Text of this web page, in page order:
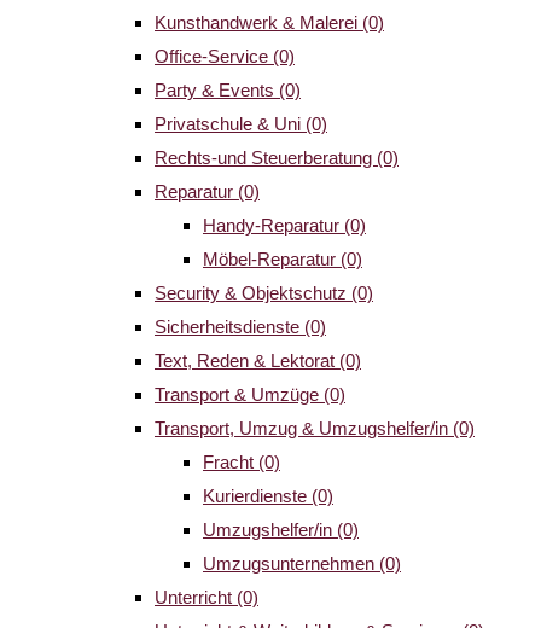
Kunsthandwerk & Malerei (0)
Office-Service (0)
Party & Events (0)
Privatschule & Uni (0)
Rechts-und Steuerberatung (0)
Reparatur (0)
Handy-Reparatur (0)
Möbel-Reparatur (0)
Security & Objektschutz (0)
Sicherheitsdienste (0)
Text, Reden & Lektorat (0)
Transport & Umzüge (0)
Transport, Umzug & Umzugshelfer/in (0)
Fracht (0)
Kurierdienste (0)
Umzugshelfer/in (0)
Umzugsunternehmen (0)
Unterricht (0)